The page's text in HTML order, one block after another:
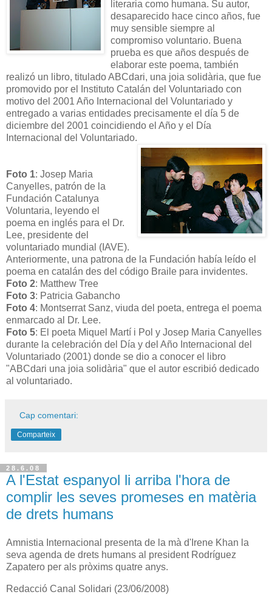
literaria como humana. Su autor,
desaparecido hace cinco años, fue
muy sensible siempre al
compromiso voluntario. Buena
prueba es que años después de
elaborar este poema, también
realizó un libro, titulado ABCdari, una joia solidària, que fue
promovido por el Instituto Catalán del Voluntariado con
motivo del 2001 Año Internacional del Voluntariado y
entregado a varias entidades precisamente el día 5 de
diciembre del 2001 coincidiendo el Año y el Día
Internacional del Voluntariado.
Foto 1: Josep Maria
Canyelles, patrón de la
Fundación Catalunya
Voluntaria, leyendo el
poema en inglés para el Dr.
Lee, presidente del
voluntariado mundial (IAVE).
Anteriormente, una patrona de la Fundación había leído el
poema en catalán des del código Braile para invidentes.
Foto 2: Matthew Tree
Foto 3: Patricia Gabancho
Foto 4: Montserrat Sanz, viuda del poeta, entrega el poema
enmarcado al Dr. Lee.
Foto 5: El poeta Miquel Martí i Pol y Josep Maria Canyelles
durante la celebración del Día y del Año Internacional del
Voluntariado (2001) donde se dio a conocer el libro
"ABCdari una joia solidària" que el autor escribió dedicado
al voluntariado.
Cap comentari:
Comparteix
28.6.08
A l'Estat espanyol li arriba l'hora de
complir les seves promeses en matèria
de drets humans
Amnistia Internacional presenta de la mà d'Irene Khan la
seva agenda de drets humans al president Rodríguez
Zapatero per als pròxims quatre anys.
Redacció Canal Solidari (23/06/2008)